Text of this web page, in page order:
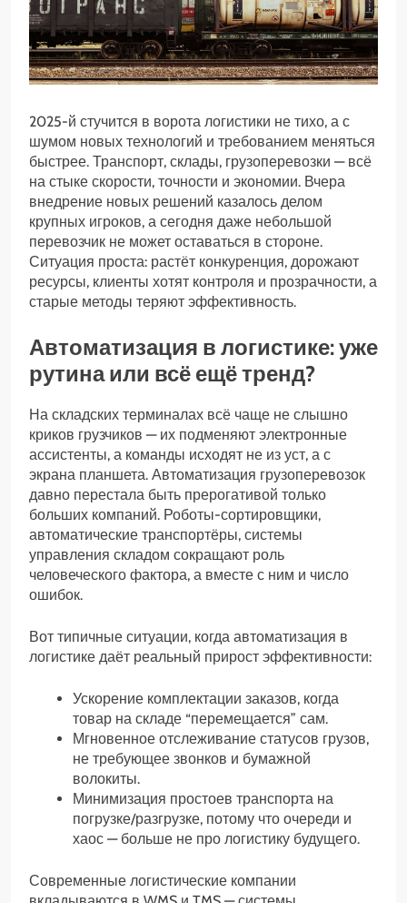
2025-й стучится в ворота логистики не тихо, а с
шумом новых технологий и требованием меняться
быстрее. Транспорт, склады, грузоперевозки — всё
на стыке скорости, точности и экономии. Вчера
внедрение новых решений казалось делом
крупных игроков, а сегодня даже небольшой
перевозчик не может оставаться в стороне.
Ситуация проста: растёт конкуренция, дорожают
ресурсы, клиенты хотят контроля и прозрачности, а
старые методы теряют эффективность.
Автоматизация в логистике: уже
рутина или всё ещё тренд?
На складских терминалах всё чаще не слышно
криков грузчиков — их подменяют электронные
ассистенты, а команды исходят не из уст, а с
экрана планшета. Автоматизация грузоперевозок
давно перестала быть прерогативой только
больших компаний. Роботы-сортировщики,
автоматические транспортёры, системы
управления складом сокращают роль
человеческого фактора, а вместе с ним и число
ошибок.
Вот типичные ситуации, когда автоматизация в
логистике даёт реальный прирост эффективности:
Ускорение комплектации заказов, когда
товар на складе “перемещается” сам.
Мгновенное отслеживание статусов грузов,
не требующее звонков и бумажной
волокиты.
Минимизация простоев транспорта на
погрузке/разгрузке, потому что очереди и
хаос — больше не про логистику будущего.
Современные логистические компании